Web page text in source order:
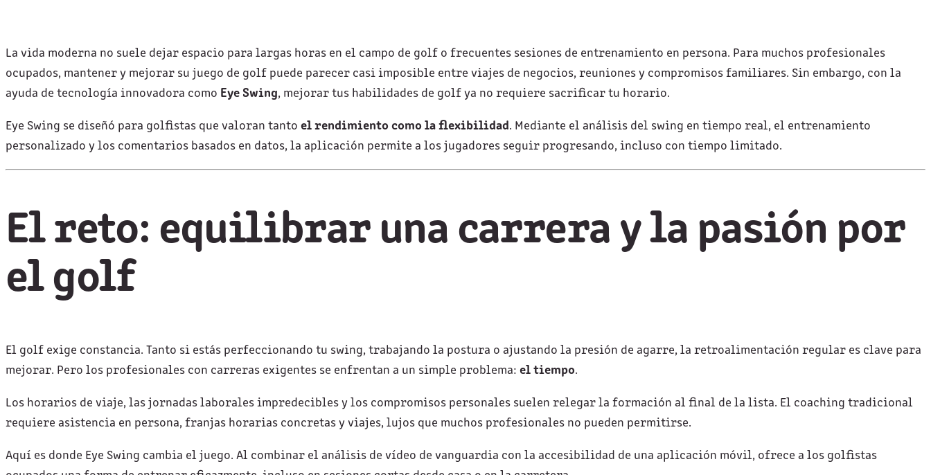
La vida moderna no suele dejar espacio para largas horas en el campo de golf o frecuentes sesiones de entrenamiento en persona. Para muchos profesionales
ocupados, mantener y mejorar su juego de golf puede parecer casi imposible entre viajes de negocios, reuniones y compromisos familiares. Sin embargo, con la
ayuda de tecnología innovadora como Eye Swing, mejorar tus habilidades de golf ya no requiere sacrificar tu horario.
Eye Swing se diseñó para golfistas que valoran tanto el rendimiento como la flexibilidad. Mediante el análisis del swing en tiempo real, el entrenamiento
personalizado y los comentarios basados en datos, la aplicación permite a los jugadores seguir progresando, incluso con tiempo limitado.
El reto: equilibrar una carrera y la pasión por
el golf
El golf exige constancia. Tanto si estás perfeccionando tu swing, trabajando la postura o ajustando la presión de agarre, la retroalimentación regular es clave para
mejorar. Pero los profesionales con carreras exigentes se enfrentan a un simple problema: el tiempo.
Los horarios de viaje, las jornadas laborales impredecibles y los compromisos personales suelen relegar la formación al final de la lista. El coaching tradicional
requiere asistencia en persona, franjas horarias concretas y viajes, lujos que muchos profesionales no pueden permitirse.
Aquí es donde Eye Swing cambia el juego. Al combinar el análisis de vídeo de vanguardia con la accesibilidad de una aplicación móvil, ofrece a los golfistas